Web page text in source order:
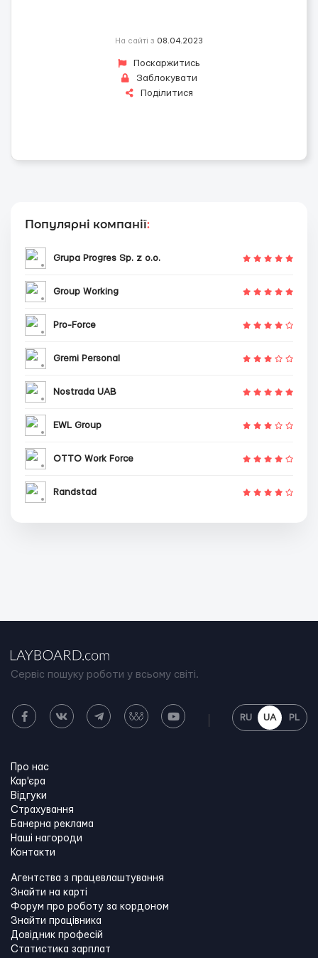
На сайті з 08.04.2023
Поскаржитись
Заблокувати
Поділитися
Популярні компанії:
Grupa Progres Sp. z o.o.
Group Working
Pro-Force
Gremi Personal
Nostrada UAB
EWL Group
OTTO Work Force
Randstad
Сервіс пошуку роботи у всьому світі.
RU UA PL
Про нас
Кар'єра
Відгуки
Страхування
Банерна реклама
Наші нагороди
Контакти
Агентства з працевлаштування
Знайти на карті
Форум про роботу за кордоном
Знайти працівника
Довідник професій
Статистика зарплат